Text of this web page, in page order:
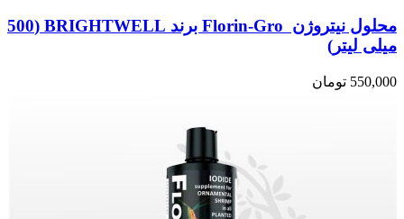
محلول نیتروژن Florin-Gro برند BRIGHTWELL (500
میلی لیتر)
550,000 تومان